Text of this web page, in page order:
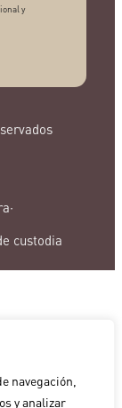
navegación,
y analizar
y
custodia